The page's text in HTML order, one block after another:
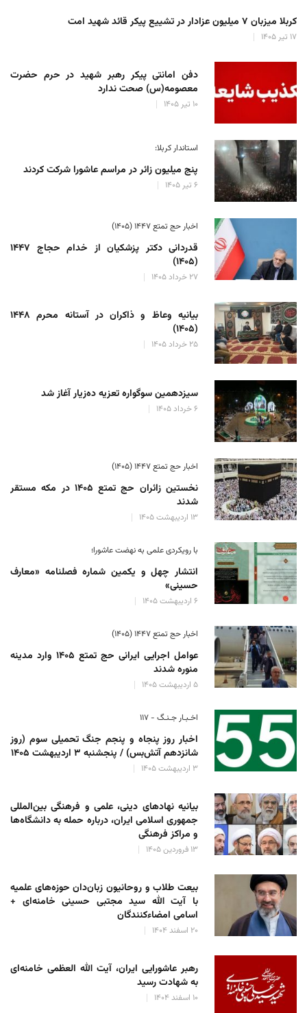
کربلا میزبان ۷ میلیون عزادار در تشییع پیکر قائد شهید امت
۱۷ تیر ۱۴۰۵
دفن امانتی پیکر رهبر شهید در حرم حضرت
معصومه(س) صحت ندارد
۱۰ تیر ۱۴۰۵
استاندار کربلا:
پنج میلیون زائر در مراسم عاشورا شرکت کردند
۶ تیر ۱۴۰۵
اخبار حج تمتع ۱۴۴۷ (۱۴۰۵)
قدردانی دکتر پزشکیان از خدام حجاج ۱۴۴۷
(۱۴۰۵)
۲۷ خرداد ۱۴۰۵
بیانیه وعاظ و ذاکران در آستانه محرم ۱۴۴۸
(۱۴۰۵)
۲۵ خرداد ۱۴۰۵
سیزدهمین سوگواره تعزیه ده‌زیار آغاز شد
۶ خرداد ۱۴۰۵
اخبار حج تمتع ۱۴۴۷ (۱۴۰۵)
نخستین زائران حج تمتع ۱۴۰۵ در مکه مستقر
شدند
۱۳ اردیبهشت ۱۴۰۵
با رویکردی علمی به نهضت عاشورا؛
انتشار چهل و یکمین شماره فصلنامه «معارف
حسینی»
۶ اردیبهشت ۱۴۰۵
اخبار حج تمتع ۱۴۴۷ (۱۴۰۵)
عوامل اجرایی ایرانی حج تمتع ۱۴۰۵ وارد مدینه
منوره ‌شدند
۵ اردیبهشت ۱۴۰۵
اخـبـار جـنـگ - ۱۱۷
اخبار روز پنجاه و پنجم جنگ تحمیلی سوم (روز
شانزدهم آتش‌بس) / پنجشنبه ۳ اردیبهشت ۱۴۰۵
۳ اردیبهشت ۱۴۰۵
بیانیه نهادهای دینی، علمی و فرهنگی بین‌المللی
جمهوری اسلامی ایران، درباره حمله به دانشگاه‌ها
و مراکز فرهنگی
۱۳ فروردین ۱۴۰۵
بیعت طلاب و روحانیون زبان‌دان حوزه‌های علمیه
با آیت الله سید مجتبی حسینی خامنه‌ای +
اسامی امضاءکنندگان
۲۰ اسفند ۱۴۰۴
رهبر عاشورایی ایران، آیت الله العظمی خامنه‌ای
به شهادت رسید
۱۰ اسفند ۱۴۰۴